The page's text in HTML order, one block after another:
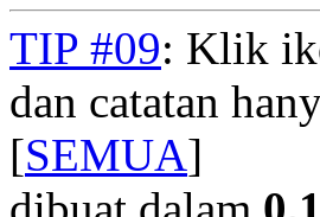
TIP #09: Klik
dan catatan
[SEMUA]